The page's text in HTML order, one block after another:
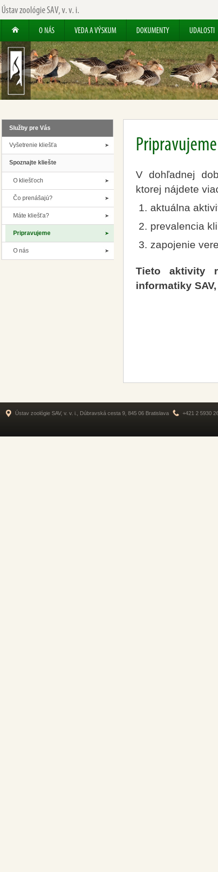
Ústav zoológie SAV, v. v. i.
O NÁS VEDA A VÝSKUM DOKUMENTY UDALOSTI
Služby pre Vás
Vyšetrenie kliešťa
Spoznajte kliešte
O kliešťoch
Čo prenášajú?
Máte kliešťa?
Pripravujeme
O nás
Pripravujeme
V dohľadnej
ktorej nájdete
aktuálna
prevalencia
zapojenie
Tieto aktivity
informatiky
Ústav zoológie SAV, v. v. i., Dúbravská cesta 9, 845 06 Bratislava +421 2 5930